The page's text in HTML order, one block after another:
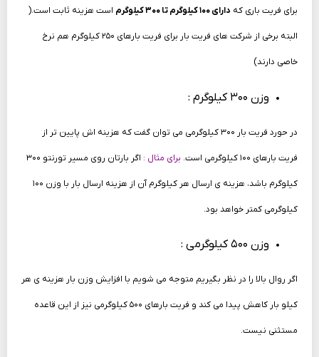
برای فریت باری که دارای ۱۰۰ کیلوگرم تا ۳۰۰ کیلوگرم است هزینه ثابت است.(
البته برخی از شرکت های فریت بار برای فریت بارهای ۲۵۰ کیلوگرم هم نرخ
خاصی دارند)
وزن ۳۰۰ کیلوگرم :
در حورد فریت بار ۳۰۰ کیلوگرمی می توان گفت که هزینه اش پایین تر از
فریت بارهای ۱۰۰ کیلوگرمی است. برای مثال : اگر بارتان روی مسیر تورنتو ۳۰۰
کیلوگرم باشد، هزینه ی ارسال هر کیلوگرم آن از هزینه ارسال بار با وزن ۱۰۰
کیلوگرمی کمتر خواهد بود.
وزن ۵۰۰ کیلوگرمی :
اگر روال بالا را در نظر بگیریم متوجه می شویم با افزایش وزن بار هزینه ی هر
کیلو بار کاهش پیدا می کند و فریت بارهای ۵۰۰ کیلوگرمی نیز از این قاعده
مستثنی نیست.